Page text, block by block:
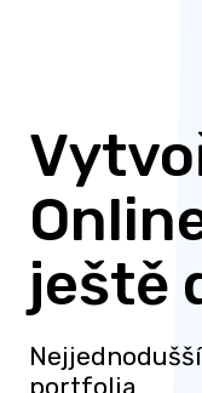
ještě
portfolia